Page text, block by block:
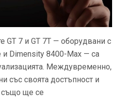
GT 7 и GT 7T — оборудвани с
и Dimensity 8400-Max — са
Междувременно,
със своята достъпност и
също ще се